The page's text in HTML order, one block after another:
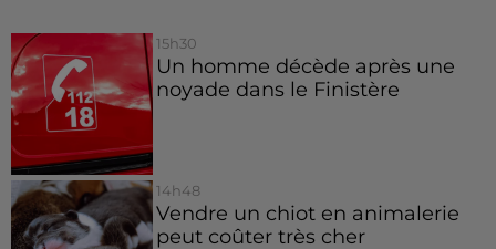
15h30
Un homme décède après une
noyade dans le Finistère
14h48
Vendre un chiot en animalerie
peut coûter très cher